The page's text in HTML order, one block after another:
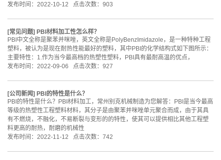
发布时间：2022-10-12 点击次数：903
[常见问题] PBI材料加工性怎么样？
PBI中文全称是聚苯并咪唑，英文全称是PolyBenzImidazole，是一种特种工程
塑料，被认为是现在耐热性能最好的塑料，其中PBI的化学结构式如下图所示：
主要特性：1.作为当今最高档的热塑性塑料，PBI具有最耐高温的优点，
发布时间：2022-09-06 点击次数：927
[公司新闻] PBI的特性是什么？
PBI的特性是什么？PBI材料加工，常州别克机械制造为您解答：PBI是当今最高
等级的热塑性工程塑料材料，其分子是由聚苯并咪唑单元聚合而成，由于其具
有不燃烧，不融化，不易断裂与变形的的特性，使其可以提供相比其他工程塑
料更高的耐热，耐磨的机械性
发布时间：2022-11-12 点击次数：742